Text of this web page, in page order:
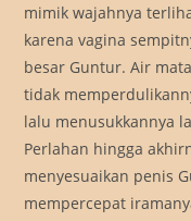
mimik wajahnya
karena vagina
besar Guntur. Air
tidak
lalu menusukkannya
Perlahan hingga
menyesuaikan penis
mempercepat